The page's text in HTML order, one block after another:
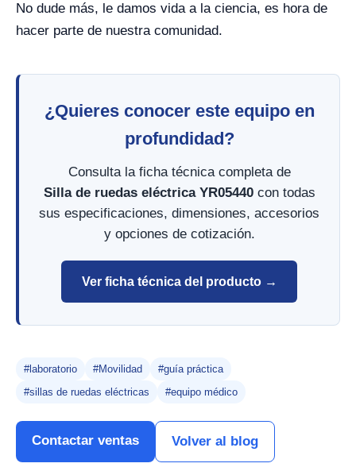
No dude más, le damos vida a la ciencia, es hora de
hacer parte de nuestra comunidad.
¿Quieres conocer este equipo en
profundidad?
Consulta la ficha técnica completa de
Silla de ruedas eléctrica YR05440con todas
sus especificaciones, dimensiones, accesorios
y opciones de cotización.
Ver ficha técnica del producto →
#laboratorio #Movilidad
#guía práctica
#sillas de ruedas eléctricas
#equipo médico
Contactar ventas Volver al blog